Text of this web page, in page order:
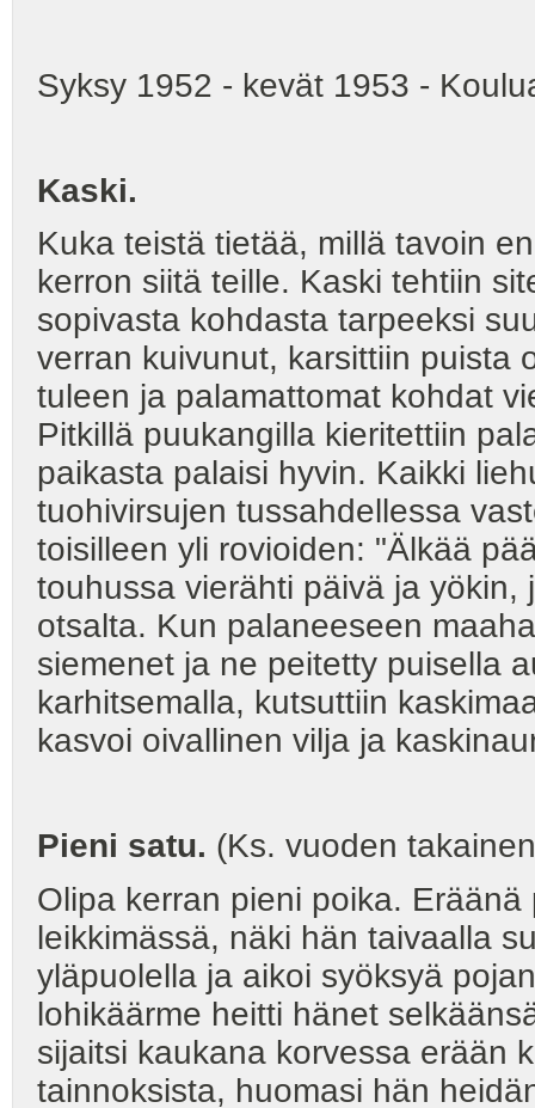
Syksy 1952 - kevät 1953 -
Kaski.
Kuka teistä tietää, millä tavoin
kerron siitä teille. Kaski tehtiin
sopivasta kohdasta tarpeeksi
verran kuivunut, karsittiin puista
tuleen ja palamattomat kohdat
Pitkillä puukangilla kieritettiin
paikasta palaisi hyvin. Kaikki
tuohivirsujen tussahdellessa
toisilleen yli rovioiden: "Älkää
touhussa vierähti päivä ja
otsalta. Kun palaneeseen
siemenet ja ne peitetty puisella
karhitsemalla, kutsuttiin
kasvoi oivallinen vilja ja
Pieni satu. (Ks. vuoden
Olipa kerran pieni poika.
leikkimässä, näki hän taivaalla
yläpuolella ja aikoi syöksyä
lohikäärme heitti hänet
sijaitsi kaukana korvessa erään
tainnoksista, huomasi hän